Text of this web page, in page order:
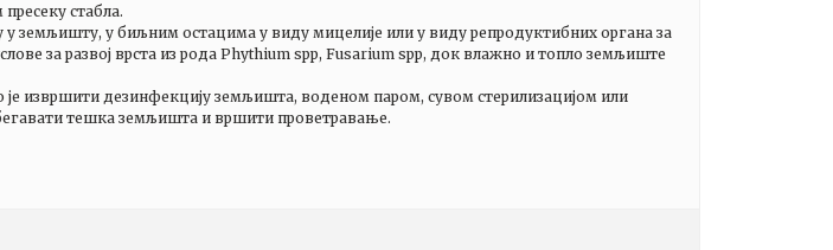
стабла.
у земљишту, у биљним остацима у виду мицелије или у виду репродуктибних органа за
за развој врста из рода Phythium spp, Fusarium spp, док влажно и топло земљиште
је извршити дезинфекцију земљишта, воденом паром, сувом стерилизацијом или
тешка земљишта и вршити проветравање.